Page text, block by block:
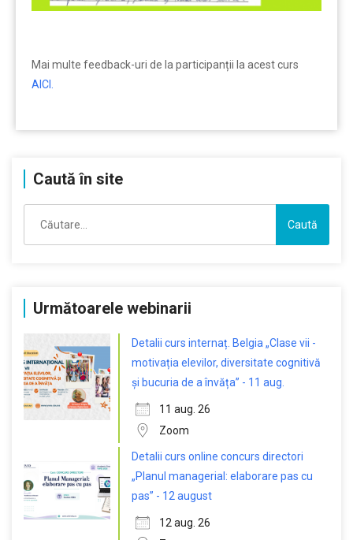
Mai multe feedback-uri de la participanții la acest curs
AICI.
Caută în site
după:
Următoarele webinarii
Detalii curs internaț. Belgia „Clase vii -
motivația elevilor, diversitate cognitivă
și bucuria de a învăța” - 11 aug.
11 aug. 26
Zoom
Detalii curs online concurs directori
„Planul managerial: elaborare pas cu
pas” - 12 august
12 aug. 26